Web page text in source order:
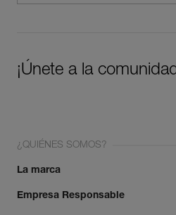
¡Únete a la
¿QUIÉNES SOMOS?
La marca
Empresa Responsable